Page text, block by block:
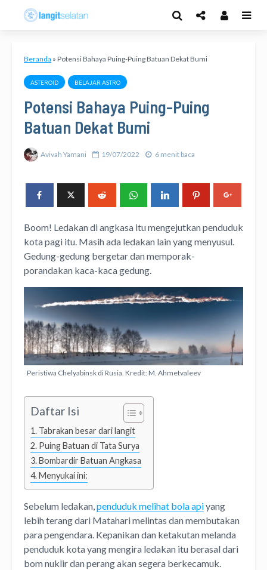
Beranda » Potensi Bahaya Puing-Puing Batuan Dekat Bumi
ASTEROID BELAJAR ASTRO
Potensi Bahaya Puing-Puing
Batuan Dekat Bumi
Avivah Yamani 19/07/2022 6 menit baca
Boom! Ledakan di angkasa itu mengejutkan penduduk
kota pagi itu. Masih ada ledakan lain yang menyusul.
Gedung-gedung bergetar dan memporak-
porandakan kaca-kaca gedung.
Peristiwa Chelyabinsk di Rusia. Kredit: M. Ahmetvaleev
Daftar Isi
Tabrakan besar dari langit
Puing Batuan di Tata Surya
Bombardir Batuan Angkasa
Menyukai ini:
Sebelum ledakan,penduduk melihat bola apiyang
lebih terang dari Matahari melintas dan membutakan
para pengendara. Kepanikan dan ketakutan melanda
penduduk kota yang mengira ledakan itu berasal dari
bom nuklir dan perang akan segera berkecamuk.